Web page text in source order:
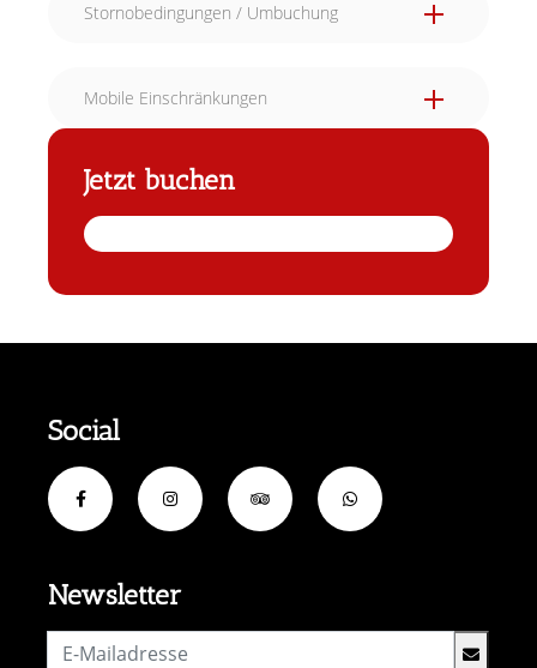
Stornobedingungen / Umbuchung
Mobile Einschränkungen
Jetzt buchen
Newsletter
Social